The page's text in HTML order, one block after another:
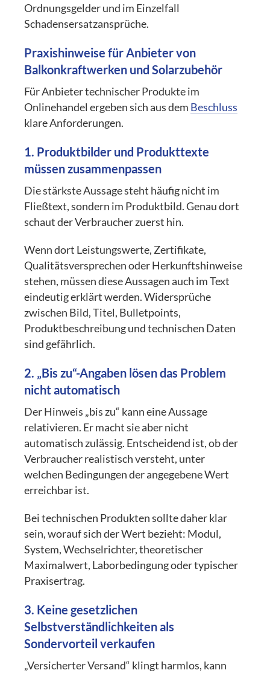
Ordnungsgelder und im Einzelfall
Schadensersatzansprüche.
Praxishinweise für Anbieter von
Balkonkraftwerken und Solarzubehör
Für Anbieter technischer Produkte im
Onlinehandel ergeben sich aus dem Beschluss
klare Anforderungen.
1. Produktbilder und Produkttexte
müssen zusammenpassen
Die stärkste Aussage steht häufig nicht im
Fließtext, sondern im Produktbild. Genau dort
schaut der Verbraucher zuerst hin.
Wenn dort Leistungswerte, Zertifikate,
Qualitätsversprechen oder Herkunftshinweise
stehen, müssen diese Aussagen auch im Text
eindeutig erklärt werden. Widersprüche
zwischen Bild, Titel, Bulletpoints,
Produktbeschreibung und technischen Daten
sind gefährlich.
2. „Bis zu“-Angaben lösen das Problem
nicht automatisch
Der Hinweis „bis zu“ kann eine Aussage
relativieren. Er macht sie aber nicht
automatisch zulässig. Entscheidend ist, ob der
Verbraucher realistisch versteht, unter
welchen Bedingungen der angegebene Wert
erreichbar ist.
Bei technischen Produkten sollte daher klar
sein, worauf sich der Wert bezieht: Modul,
System, Wechselrichter, theoretischer
Maximalwert, Laborbedingung oder typischer
Praxisertrag.
3. Keine gesetzlichen
Selbstverständlichkeiten als
Sondervorteil verkaufen
„Versicherter Versand“ klingt harmlos, kann